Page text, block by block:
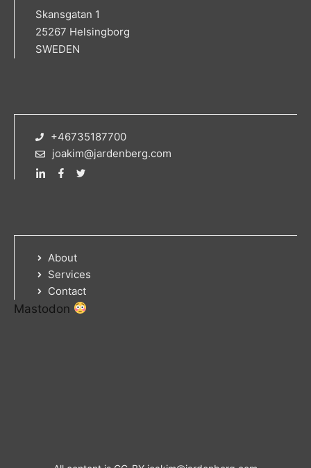
Skansgatan 1
25267 Helsingborg
SWEDEN
+46735187700
joakim@jardenberg.com
About
Services
Contact
Mastodon